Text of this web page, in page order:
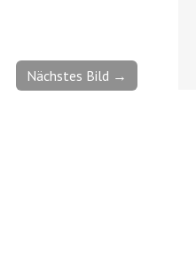
Nächstes Bild →